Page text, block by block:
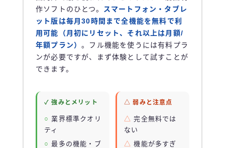
作ソフトのひとつ。
スマートフォン・タブレ
ット版は毎月30時間まで全機能を無料で利
用可能（月初にリセット、それ以上は月額/
年額プラン）。フル機能を使うには有料プラ
ンが必要ですが、まず体験として試すことが
できます。
✓ 強みとメリット
業界標準クオリ
ティ
最多の機能・ブ
△ 弱みと注意点
完全無料では
ない
機能が多すぎ